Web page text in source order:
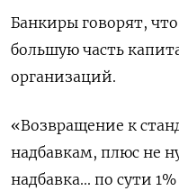
Банкиры говорят,
большую часть
организаций.
«Возвращение к
надбавкам, плюс не
надбавка... по сути